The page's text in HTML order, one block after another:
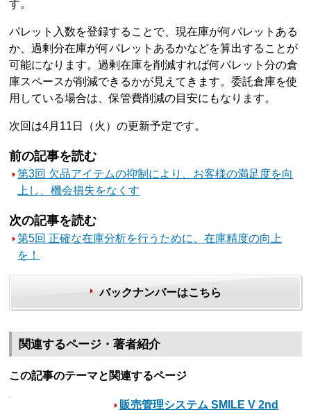
す。
パレット入数を登録することで、現在庫が何パレットある
か、過剰分在庫が何パレットあるかなどを算出することが
可能になります。過剰在庫を削減すれば何パレット分の倉
庫スペースが削減できるかが見えてきます。委託倉庫を使
用している場合は、保管費削減の目安にもなります。
次回は4月11日（火）の更新予定です。
前の記事を読む
第3回 欠品アイテムの抑制により、お客様の満足度を向
上し、機会損失をなくす
次の記事を読む
第5回 正確な在庫分析を行うために、在庫精度の向上
を！
バックナンバーはこちら
関連するページ・著者紹介
この記事のテーマと関連するページ
販売管理システム SMILE V 2nd